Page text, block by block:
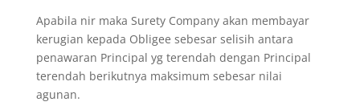
Apabila nir maka Surety Company akan membayar
kerugian kepada Obligee sebesar selisih antara
penawaran Principal yg terendah dengan Principal
terendah berikutnya maksimum sebesar nilai
agunan.